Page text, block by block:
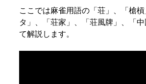
ここでは麻雀用語の「荘」、「槍
タ」、「荘家」、「荘風牌」、「
て解説します。